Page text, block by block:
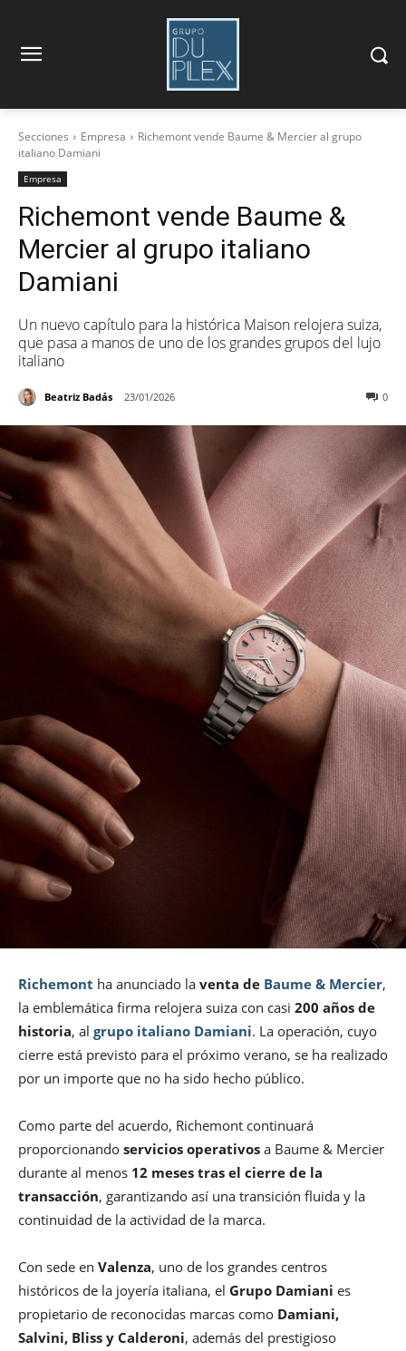
Secciones Empresa
Richemont vende Baume & Mercier al grupo
italiano Damiani
Empresa
Richemont vende Baume &
Mercier al grupo italiano
Damiani
Un nuevo capítulo para la histórica Maison relojera suiza,
que pasa a manos de uno de los grandes grupos del lujo
italiano
Beatriz Badás 23/01/2026 0
Richemont ha anunciado la venta de Baume & Mercier,
la emblemática firma relojera suiza con casi 200 años de
historia, al grupo italiano Damiani. La operación, cuyo
cierre está previsto para el próximo verano, se ha realizado
por un importe que no ha sido hecho público.
Como parte del acuerdo, Richemont continuará
proporcionando servicios operativos a Baume & Mercier
durante al menos 12 meses tras el cierre de la
transacción, garantizando así una transición fluida y la
continuidad de la actividad de la marca.
Con sede en Valenza, uno de los grandes centros
históricos de la joyería italiana, el Grupo Damiani es
propietario de reconocidas marcas como Damiani,
Salvini, Bliss y Calderoni, además del prestigioso